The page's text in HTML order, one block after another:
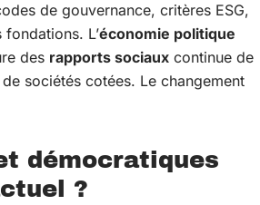
de gouvernance, critères ESG,
fondations. L’économie politique
des rapports sociaux continue de
sociétés cotées. Le changement
démocratiques
?